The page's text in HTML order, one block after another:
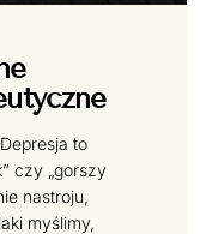
to
czy „gorszy
nastroju,
myślimy,